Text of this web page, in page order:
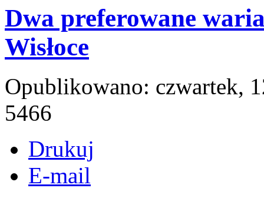
Dwa preferowane
Wisłoce
Opublikowano: czwartek,
5466
Drukuj
E-mail